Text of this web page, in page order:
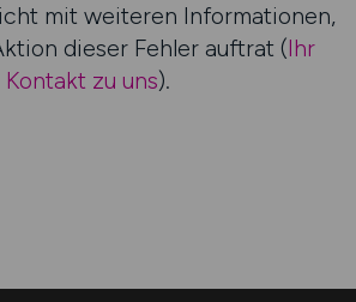
mit weiteren Informationen,
dieser Fehler auftrat (Ihr
Kontakt zu uns).